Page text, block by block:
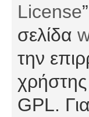
License
σελίδα
την
GPL.